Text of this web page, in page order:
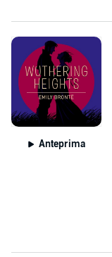
Anteprima